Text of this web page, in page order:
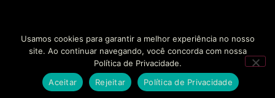
Usamos cookies para garantir a melhor experiência no nosso
site. Ao continuar navegando, você concorda com nossa
Política de Privacidade.
Aceitar
Rejeitar Política de Privacidade